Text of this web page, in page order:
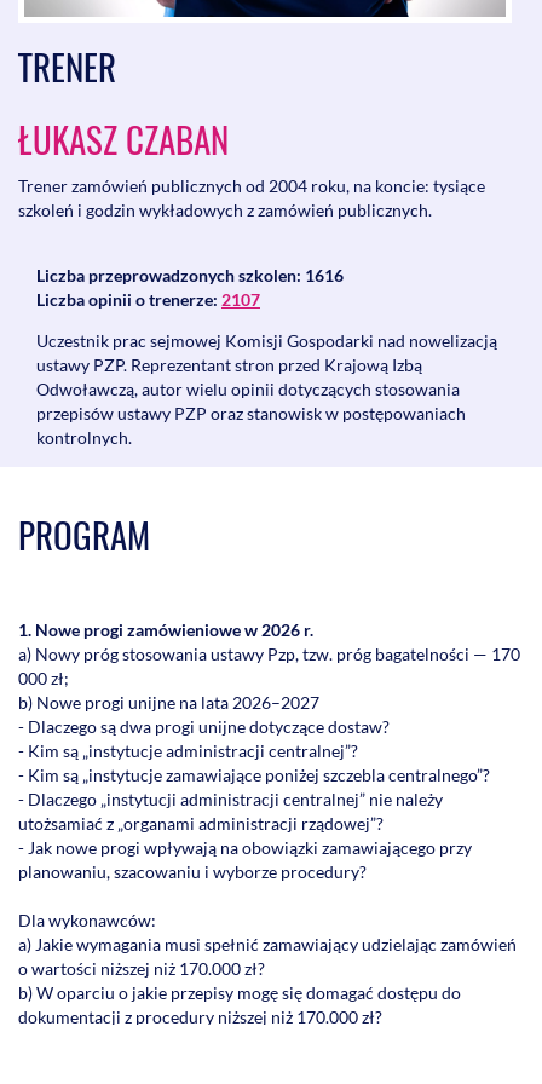
TRENER
ŁUKASZ CZABAN
Trener zamówień publicznych od 2004 roku, na koncie: tysiące
szkoleń i godzin wykładowych z zamówień publicznych.
Liczba przeprowadzonych szkolen: 1616
Liczba opinii o trenerze: 2107
Uczestnik prac sejmowej Komisji Gospodarki nad nowelizacją
ustawy PZP. Reprezentant stron przed Krajową Izbą
Odwoławczą, autor wielu opinii dotyczących stosowania
przepisów ustawy PZP oraz stanowisk w postępowaniach
kontrolnych.
PROGRAM
1. Nowe progi zamówieniowe w 2026 r.
a) Nowy próg stosowania ustawy Pzp, tzw. próg bagatelności — 170
000 zł;
b) Nowe progi unijne na lata 2026–2027
- Dlaczego są dwa progi unijne dotyczące dostaw?
- Kim są „instytucje administracji centralnej”?
- Kim są „instytucje zamawiające poniżej szczebla centralnego”?
- Dlaczego „instytucji administracji centralnej” nie należy
utożsamiać z „organami administracji rządowej”?
- Jak nowe progi wpływają na obowiązki zamawiającego przy
planowaniu, szacowaniu i wyborze procedury?
Dla wykonawców:
a) Jakie wymagania musi spełnić zamawiający udzielając zamówień
o wartości niższej niż 170.000 zł?
b) W oparciu o jakie przepisy mogę się domagać dostępu do
dokumentacji z procedury niższej niż 170.000 zł?